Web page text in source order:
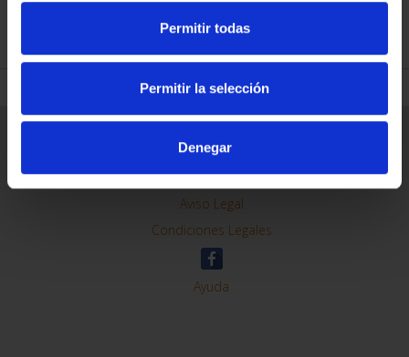
Permitir todas
Permitir la selección
Denegar
REFINAR
Contacto
Preguntas Frequentes (FAQs)
Aviso Legal
Condiciones Legales
Ayuda